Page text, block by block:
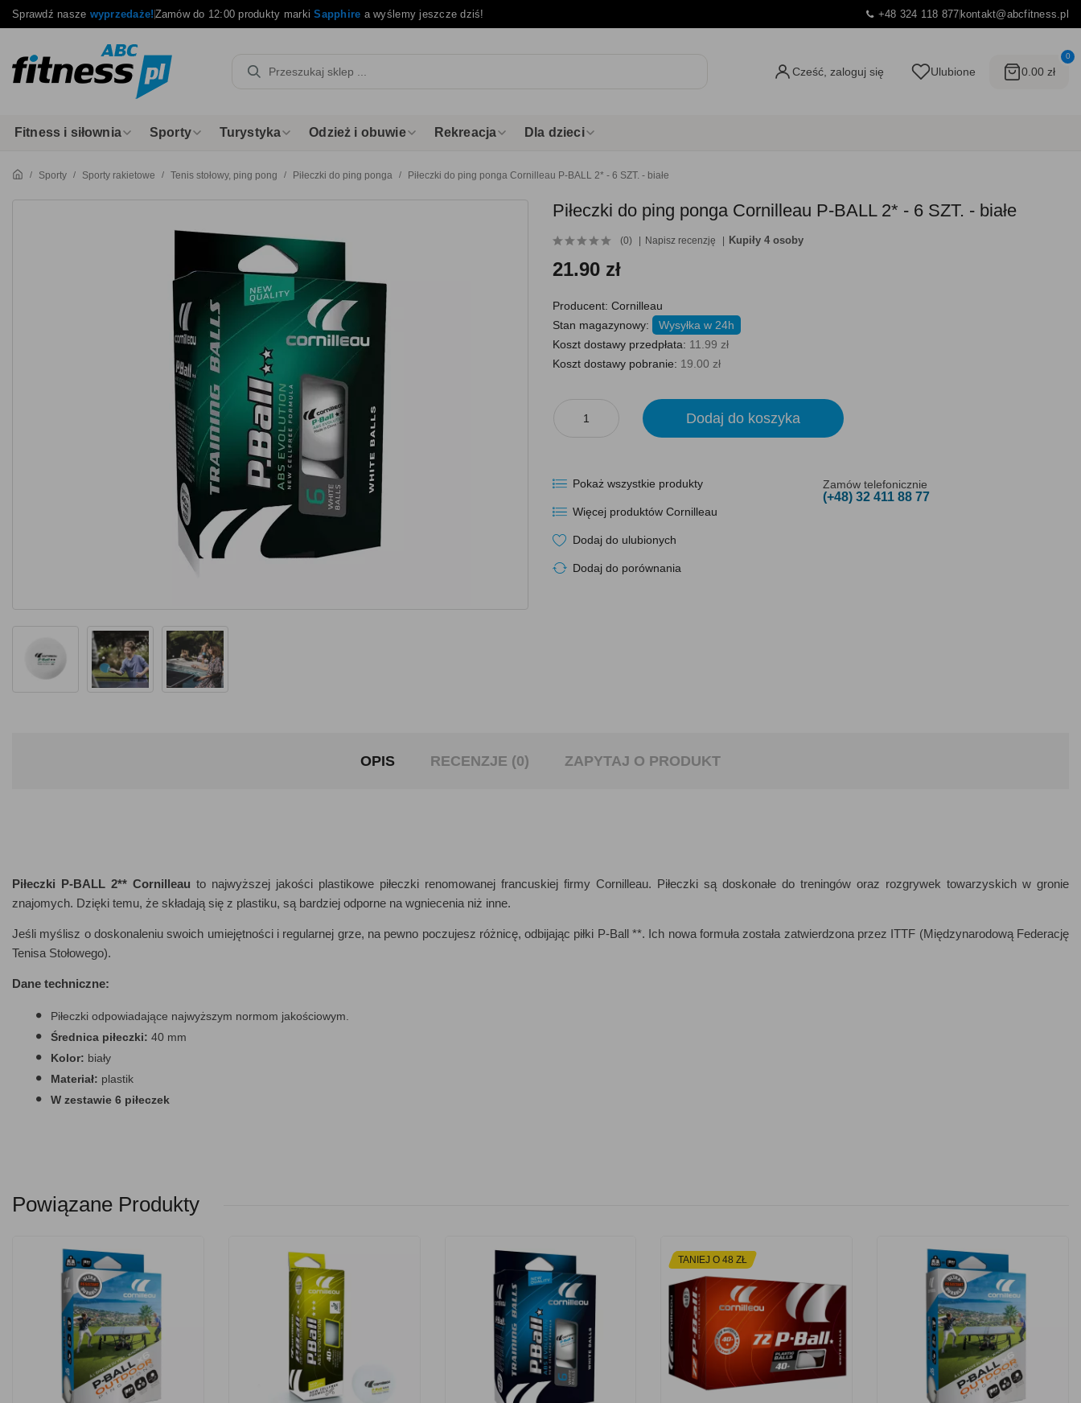
Sprawdź nasze wyprzedaże!Zamów do 12:00 produkty markiSapphire a wyślemy jeszcze dziś! +48 324 118 877kontakt@abcfitness.pl
Cześć, zaloguj się Ulubione
0
0.00 zł
Fitness i siłownia Sporty Turystyka Odzież i obuwie Rekreacja Dla dzieci
Sporty Sporty rakietowe Tenis stołowy, ping pong Piłeczki do ping ponga Piłeczki do ping ponga Cornilleau P-BALL 2* - 6 SZT. - białe
Piłeczki do ping ponga Cornilleau P-BALL 2* - 6 SZT. - białe
(0) Napisz recenzję Kupiły 4 osoby
21.90 zł
Producent: Cornilleau
Stan magazynowy:
Wysyłka w 24h
Koszt dostawy przedpłata: 11.99 zł
Koszt dostawy pobranie: 19.00 zł
Dodaj do koszyka
Pokaż wszystkie produkty
Więcej produktów Cornilleau
Dodaj do ulubionych
Dodaj do porównania
Zamów telefonicznie
(+48) 32 411 88 77
OPIS RECENZJE (0) ZAPYTAJ O PRODUKT
Piłeczki P-BALL 2** Cornilleau to najwyższej jakości plastikowe piłeczki renomowanej francuskiej firmy Cornilleau. Piłeczki są doskonałe do treningów oraz rozgrywek towarzyskich w gronie
znajomych. Dzięki temu, że składają się z plastiku, są bardziej odporne na wgniecenia niż inne.
Jeśli myślisz o doskonaleniu swoich umiejętności i regularnej grze, na pewno poczujesz różnicę, odbijając piłki P-Ball **. Ich nowa formuła została zatwierdzona przez ITTF (Międzynarodową Federację
Tenisa Stołowego).
Dane techniczne:
Piłeczki odpowiadające najwyższym normom jakościowym.
Średnica piłeczki: 40 mm
Kolor: biały
Materiał: plastik
W zestawie 6 piłeczek
Powiązane Produkty
TANIEJ O 48 ZŁ